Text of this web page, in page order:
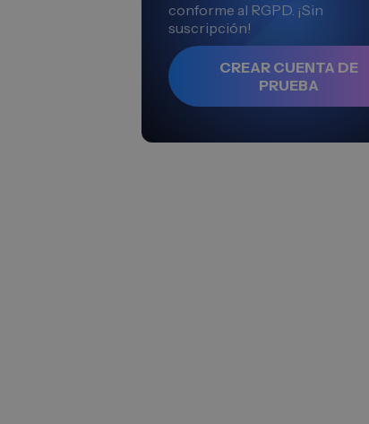
conforme al RGPD. ¡Sin
suscripción!
CREAR CUENTA DE
PRUEBA